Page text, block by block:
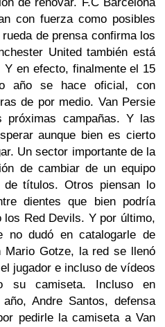
con fuerza como posibles
de prensa confirma los
United también está
en efecto, finalmente el 15
año se hace oficial, con
de por medio. Van Persie
próximas campañas. Y las
aunque bien es cierto
Un sector importante de la
de cambiar de un equipo
de títulos. Otros piensan lo
dientes que bien podría
los Red Devils. Y por último,
dudó en catalogarle de
Mario Gotze, la red se llenó
jugador e incluso de vídeos
su camiseta. Incluso en
Andre Santos, defensa
pedirle la camiseta a Van